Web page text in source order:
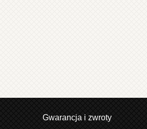
Gwarancja i zwroty